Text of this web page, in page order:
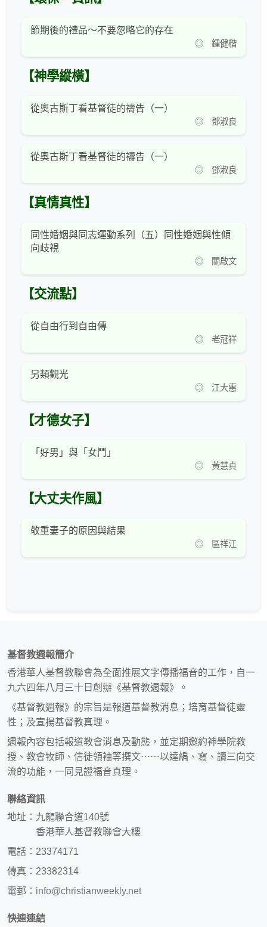
節期後的禮品～不要忽略它的存在
◎ 鍾健楷
【神學縱橫】
從奧古斯丁看基督徒的禱告（一）
◎ 鄧淑良
從奧古斯丁看基督徒的禱告（一）
◎ 鄧淑良
【真情真性】
同性婚姻與同志運動系列（五）同性婚姻與性傾
向歧視
◎ 關啟文
【交流點】
從自由行到自由傳
◎ 老冠祥
另類觀光
◎ 江大惠
【才德女子】
「好男」與「女鬥」
◎ 黃慧貞
【大丈夫作風】
敬重妻子的原因與結果
◎ 區祥江
基督教週報簡介
香港華人基督教聯會為全面推展文字傳播福音的工作，自一
九六四年八月三十日創辦《基督教週報》。
《基督教週報》的宗旨是報道基督教消息；培育基督徒靈
性；及宣揚基督教真理。
週報內容包括報道教會消息及動態，並定期邀約神學院教
授、教會牧師、信徒領袖等撰文⋯⋯以達編、寫、讀三向交
流的功能，一同見證福音真理。
聯絡資訊
地址：九龍聯合道140號
香港華人基督教聯會大樓
電話：23374171
傳真：23382314
電郵： info@christianweekly.net
快速連結